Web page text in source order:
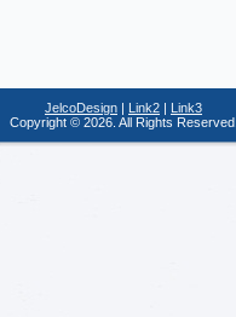
JelcoDesign | Link2 | Link3
Copyright © 2026. All Rights Reserved.